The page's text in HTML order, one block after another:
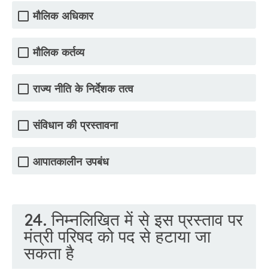
मौलिक अधिकार
मौलिक कर्तव्य
राज्य नीति के निर्देशक तत्व
संविधान की प्रस्तावना
आपातकालीन उपबंध
24. निम्नलिखित में से इस प्रस्ताव पर
मंत्री परिषद को पद से हटाया जा
सकता है